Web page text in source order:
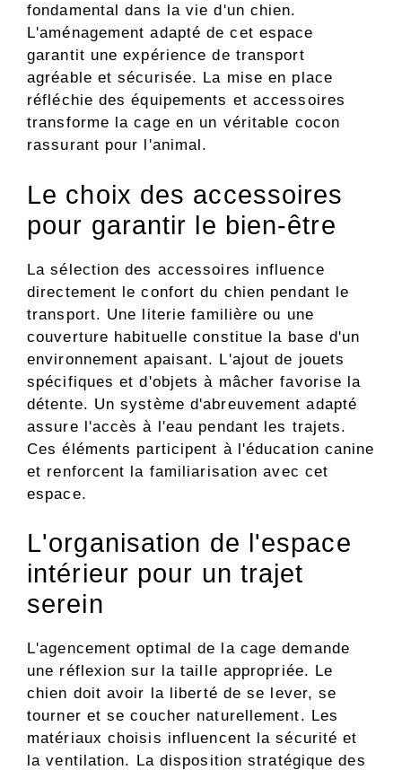
fondamental dans la vie d'un chien.
L'aménagement adapté de cet espace
garantit une expérience de transport
agréable et sécurisée. La mise en place
réfléchie des équipements et accessoires
transforme la cage en un véritable cocon
rassurant pour l'animal.
Le choix des accessoires
pour garantir le bien-être
La sélection des accessoires influence
directement le confort du chien pendant le
transport. Une literie familière ou une
couverture habituelle constitue la base d'un
environnement apaisant. L'ajout de jouets
spécifiques et d'objets à mâcher favorise la
détente. Un système d'abreuvement adapté
assure l'accès à l'eau pendant les trajets.
Ces éléments participent à l'éducation canine
et renforcent la familiarisation avec cet
espace.
L'organisation de l'espace
intérieur pour un trajet
serein
L'agencement optimal de la cage demande
une réflexion sur la taille appropriée. Le
chien doit avoir la liberté de se lever, se
tourner et se coucher naturellement. Les
matériaux choisis influencent la sécurité et
la ventilation. La disposition stratégique des